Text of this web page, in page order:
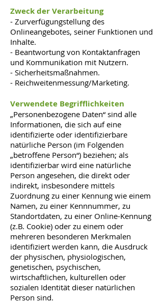
Zweck der Verarbeitung
- Zurverfügungstellung des
Onlineangebotes, seiner Funktionen und
Inhalte.
- Beantwortung von Kontaktanfragen
und Kommunikation mit Nutzern.
- Sicherheitsmaßnahmen.
- Reichweitenmessung/Marketing.
Verwendete Begrifflichkeiten
„Personenbezogene Daten“ sind alle
Informationen, die sich auf eine
identifizierte oder identifizierbare
natürliche Person (im Folgenden
„betroffene Person“) beziehen; als
identifizierbar wird eine natürliche
Person angesehen, die direkt oder
indirekt, insbesondere mittels
Zuordnung zu einer Kennung wie einem
Namen, zu einer Kennnummer, zu
Standortdaten, zu einer Online-Kennung
(z.B. Cookie) oder zu einem oder
mehreren besonderen Merkmalen
identifiziert werden kann, die Ausdruck
der physischen, physiologischen,
genetischen, psychischen,
wirtschaftlichen, kulturellen oder
sozialen Identität dieser natürlichen
Person sind.